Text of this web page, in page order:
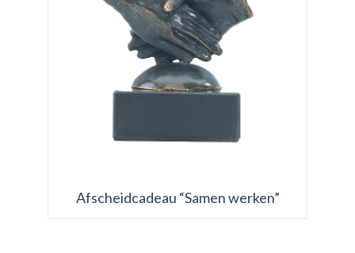
Afscheidcadeau “Samen werken”